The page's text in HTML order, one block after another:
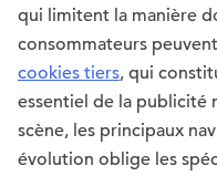
qui limitent la manière
consommateurs
cookies tiers, qui
essentiel de la publicité
scène, les principaux
évolution oblige les